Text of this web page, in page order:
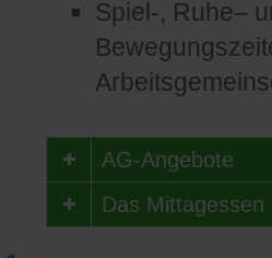
Spiel-, Ruhe–
AG-Angebote
Das Mittagessen